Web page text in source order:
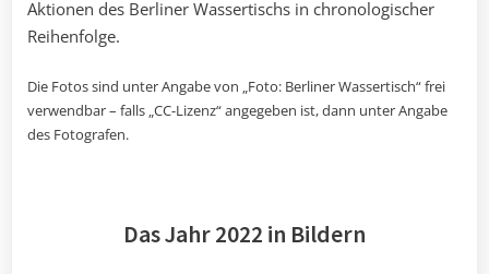
Aktionen des Berliner Wassertischs in chronologischer
Reihenfolge.
Die Fotos sind unter Angabe von „Foto: Berliner Wassertisch“ frei
verwendbar – falls „CC-Lizenz“ angegeben ist, dann unter Angabe
des Fotografen.
Das Jahr 2022 in Bildern